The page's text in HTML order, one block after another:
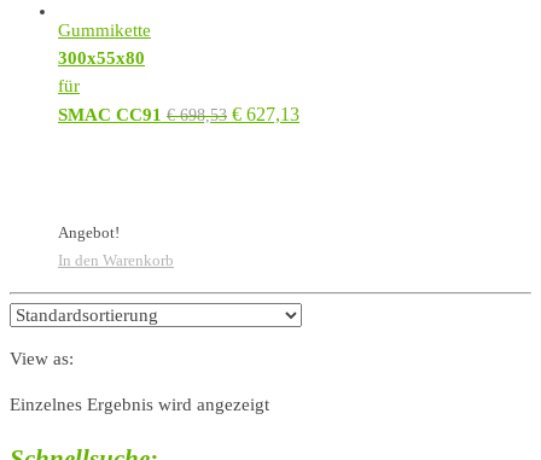
Gummikette
300x55x80
für
SMAC CC91 €698,53 € 627,13
Angebot!
In den Warenkorb
View as:
Einzelnes Ergebnis wird angezeigt